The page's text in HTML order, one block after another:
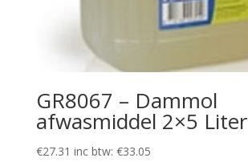
GR8067 – Dammol
afwasmiddel 2×5 Liter
€27.31 inc btw: €33.05